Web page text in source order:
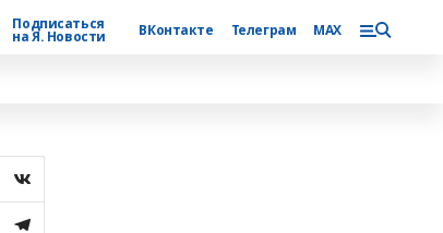
Подписаться
на Я. Новости ВКонтакте Телеграм MAX